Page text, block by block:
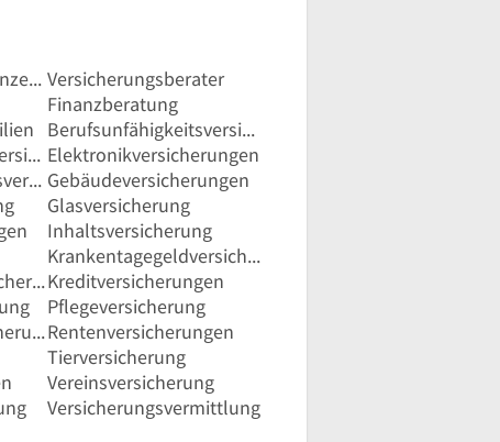
Firmen- und Konzernzentrale Versicherungsberater
Finanzberatung
Berufsunfähigkeitsversicherung
Betriebshaftpflichtversicherung Elektronikversicherungen
Erwerbsunfähigkeitsversicherungen Gebäudeversicherungen
Glasversicherung
Inhaltsversicherung
Krankentagegeldversicherungen
KrankenzusatzversicherungKreditversicherungen
Pflegeversicherung
ReisekrankenversicherungRentenversicherungen
Tierversicherung
Vereinsversicherung
Versicherungsvermittlung